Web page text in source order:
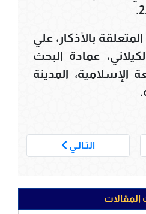
بالأذكار، علي
عمادة البحث
الإسلامية، المدينة
التـالـي
المقالات